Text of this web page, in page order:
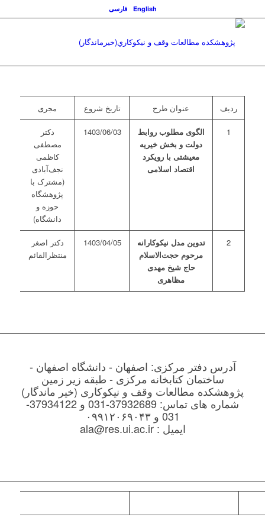
English فارسی
ردیف عنوان طرح تاریخ شروع مجری
1
الگوی مطلوب روابط
دولت و بخش خیریه
معیشتی با رویکرد
اقتصاد اسلامی
1403/06/03
دکتر
مصطفی
کاظمی
نجف‌آبادی
(مشترک با
پژوهشگاه
حوزه و
دانشگاه)
2
تدوین مدل نیکوکارانه
مرحوم حجت‌الاسلام
حاج شیخ مهدی
مظاهری
1403/04/05
دکتر اصغر
منتظرالقائم
آدرس دفتر مرکزی: اصفهان - دانشگاه اصفهان -
ساختمان کتابخانه مرکزی - طبقه زیر زمین
پژوهشکده مطالعات وقف و نیکوکاری (خیر ماندگار)
شماره های تماس: 37932689-031 و 37934122-
031 و ۰۹۹۱۲۰۶۹۰۴۳
ایمیل : ala@res.ui.ac.ir